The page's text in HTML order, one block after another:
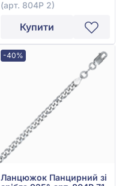
(арт. 804Р 2)
Купити
-40%
Ланцюжок Панцирний зі